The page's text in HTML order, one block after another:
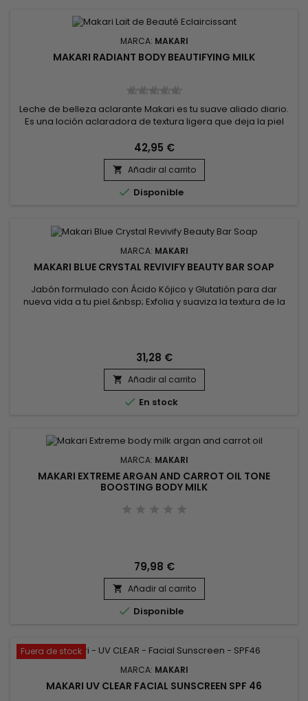
MARCA: MAKARI
MAKARI RADIANT BODY BEAUTIFYING MILK
Leche de belleza aclarante Makari es tu suave aliado diario.
Es una loción aclaradora de textura ligera que deja la piel
excesiva de pigmento. ¡Con el uso regular de MAKARI
Lightening Beauty Milk, tu piel estará visiblemente más suave
y sobre todo más luminosa ! Elaborada a base de
ingredientes...
42,95 €
 Añadir al carrito
 Disponible
MARCA: MAKARI
MAKARI BLUE CRYSTAL REVIVIFY BEAUTY BAR SOAP
Jabón formulado con Ácido Kójico y Glutatión para dar
nueva vida a tu piel.&nbsp; Exfolia y suaviza la textura de la
oscuras, unifica la piel y restaura la luminosidad de la...
31,28 €
 Añadir al carrito
 En stock
MARCA: MAKARI
MAKARI EXTREME ARGAN AND CARROT OIL TONE
BOOSTING BODY MILK
79,98 €
 Añadir al carrito
 Disponible
Fuera de stock
MARCA: MAKARI
MAKARI UV CLEAR FACIAL SUNSCREEN SPF 46